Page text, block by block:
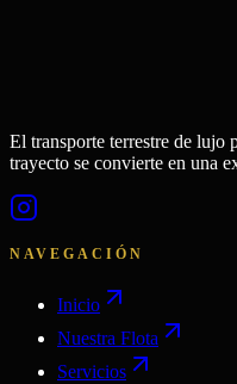
El transporte terrestre de lujo
trayecto se convierte en una
NAVEGACIÓN
Inicio
Nuestra Flota
Servicios